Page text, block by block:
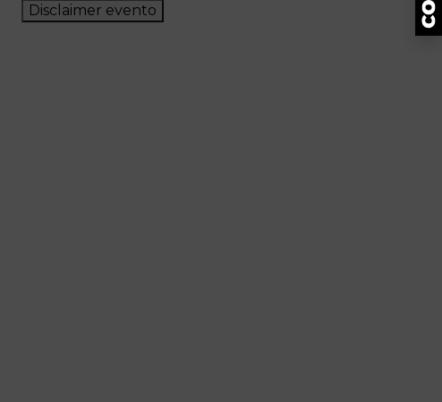
Disclaimer evento